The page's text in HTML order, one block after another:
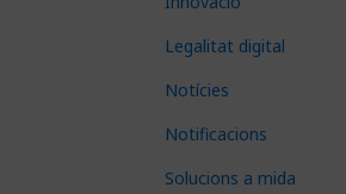
Legalitat digital
Notícies
Notificacions
Solucions a mida